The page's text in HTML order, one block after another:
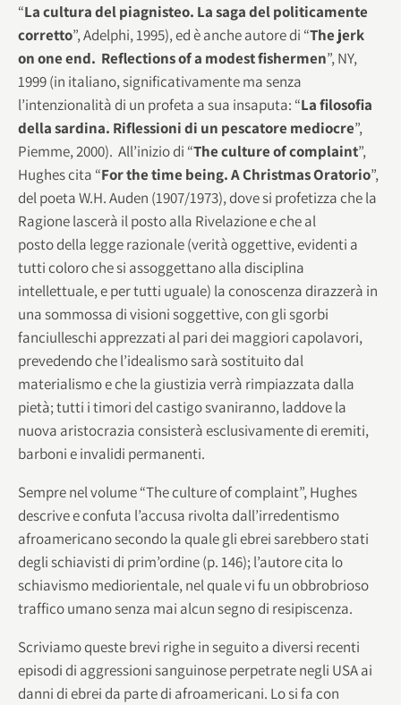
“La cultura del piagnisteo. La saga del politicamente
corretto”, Adelphi, 1995), ed è anche autore di “The jerk
on one end. Reflections of a modest fishermen”, NY,
1999 (in italiano, significativamente ma senza
l’intenzionalità di un profeta a sua insaputa: “La filosofia
della sardina. Riflessioni di un pescatore mediocre”,
Piemme, 2000). All’inizio di “The culture of complaint”,
Hughes cita “For the time being. A Christmas Oratorio”,
del poeta W.H. Auden (1907/1973), dove si profetizza che la
Ragione lascerà il posto alla Rivelazione e che al
posto della legge razionale (verità oggettive, evidenti a
tutti coloro che si assoggettano alla disciplina
intellettuale, e per tutti uguale) la conoscenza dirazzerà in
una sommossa di visioni soggettive, con gli sgorbi
fanciulleschi apprezzati al pari dei maggiori capolavori,
prevedendo che l’idealismo sarà sostituito dal
materialismo e che la giustizia verrà rimpiazzata dalla
pietà; tutti i timori del castigo svaniranno, laddove la
nuova aristocrazia consisterà esclusivamente di eremiti,
barboni e invalidi permanenti.
Sempre nel volume “The culture of complaint”, Hughes
descrive e confuta l’accusa rivolta dall’irredentismo
afroamericano secondo la quale gli ebrei sarebbero stati
degli schiavisti di prim’ordine (p. 146); l’autore cita lo
schiavismo mediorientale, nel quale vi fu un obbrobrioso
traffico umano senza mai alcun segno di resipiscenza.
Scriviamo queste brevi righe in seguito a diversi recenti
episodi di aggressioni sanguinose perpetrate negli USA ai
danni di ebrei da parte di afroamericani. Lo si fa con